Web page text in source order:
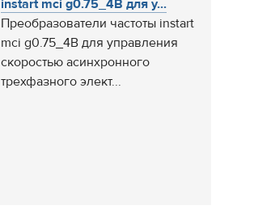
instart mci g0.75_4В для у...
Преобразователи частоты instart
mci g0.75_4В для управления
скоростью асинхронного
трехфазного элект...